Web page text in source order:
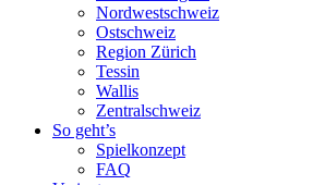
Nordwestschweiz
Ostschweiz
Region Zürich
Tessin
Wallis
Zentralschweiz
So geht’s
Spielkonzept
FAQ